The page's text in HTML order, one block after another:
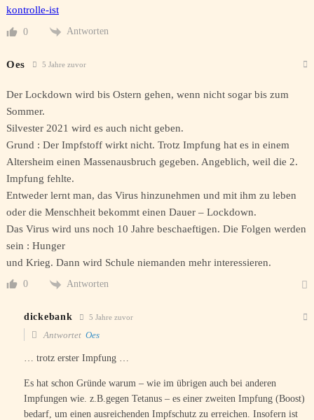
kontrolle-ist
0 Antworten
Oes 5 Jahre zuvor
Der Lockdown wird bis Ostern gehen, wenn nicht sogar bis zum
Sommer.
Silvester 2021 wird es auch nicht geben.
Grund : Der Impfstoff wirkt nicht. Trotz Impfung hat es in einem
Altersheim einen Massenausbruch gegeben. Angeblich, weil die 2.
Impfung fehlte.
Entweder lernt man, das Virus hinzunehmen und mit ihm zu leben
oder die Menschheit bekommt einen Dauer – Lockdown.
Das Virus wird uns noch 10 Jahre beschaeftigen. Die Folgen werden
sein : Hunger
und Krieg. Dann wird Schule niemanden mehr interessieren.
0 Antworten
dickebank 5 Jahre zuvor
Antwortet Oes
… trotz erster Impfung …
Es hat schon Gründe warum – wie im übrigen auch bei anderen
Impfungen wie. z.B.gegen Tetanus – es einer zweiten Impfung (Boost)
bedarf, um einen ausreichenden Impfschutz zu erreichen. Insofern ist